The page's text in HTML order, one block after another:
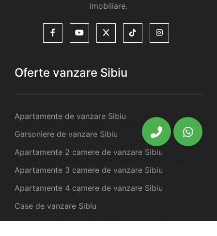
imobiliare.
Oferte vanzare Sibiu
Apartamente de vanzare Sibiu
Garsoniere de vanzare Sibiu
Apartamente 2 camere de vanzare Sibiu
Apartamente 3 camere de vanzare Sibiu
Apartamente 4 camere de vanzare Sibiu
Case de vanzare Sibiu
Spatii comercilale de vanzare Sibiu